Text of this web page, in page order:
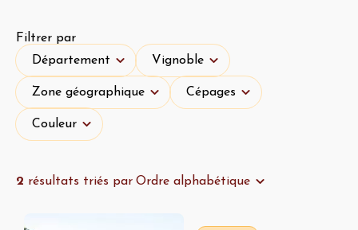
Filtrer par
Département
Département
Vignoble
Vignoble
Zone géographique
Zone géographique
Cépages
Cépages
Couleur
Couleur
2 résultats triés par Ordre alphabétique